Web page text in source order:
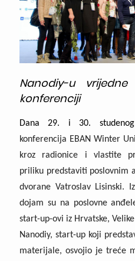
Nanodiy-u
konferenciji
Dana 29. i 30.
konferencija EBAN Winter
kroz radionice i vlastite
priliku predstaviti poslovnim
dvorane Vatroslav Lisinski.
dojam su na poslovne
start-up-ovi iz Hrvatske,
Nanodiy, start-up koji
materijale, osvojio je treće